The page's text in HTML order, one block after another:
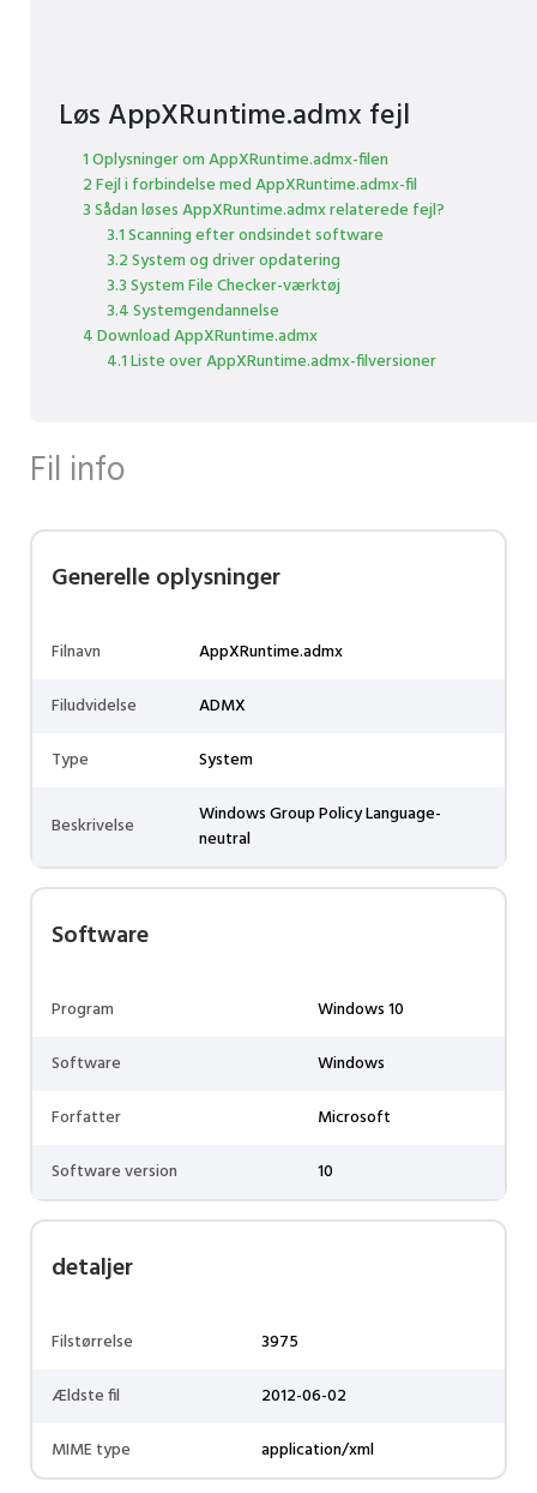
Løs AppXRuntime.admx fejl
1 Oplysninger om AppXRuntime.admx-filen
2 Fejl i forbindelse med AppXRuntime.admx-fil
3 Sådan løses AppXRuntime.admx relaterede fejl?
3.1 Scanning efter ondsindet software
3.2 System og driver opdatering
3.3 System File Checker-værktøj
3.4 Systemgendannelse
4 Download AppXRuntime.admx
4.1 Liste over AppXRuntime.admx-filversioner
Fil info
Generelle oplysninger
Filnavn
AppXRuntime.admx
Filudvidelse
ADMX
Type
System
Beskrivelse
Windows Group Policy Language-
neutral
Software
Program
Windows 10
Software
Windows
Forfatter
Microsoft
Software version
10
detaljer
Filstørrelse
3975
Ældste fil
2012-06-02
MIME type
application/xml